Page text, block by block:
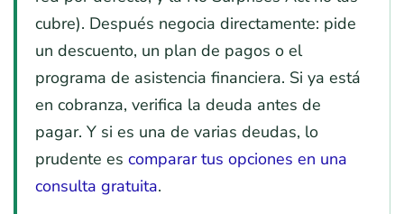
cubre). Después negocia directamente: pide
un descuento, un plan de pagos o el
programa de asistencia financiera. Si ya está
en cobranza, verifica la deuda antes de
pagar. Y si es una de varias deudas, lo
prudente es comparar tus opciones en una
consulta gratuita.